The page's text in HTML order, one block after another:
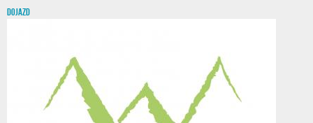
DOJAZD